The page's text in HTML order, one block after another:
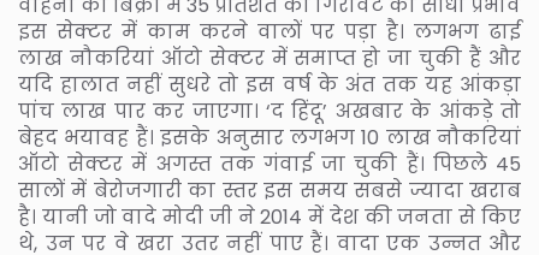
इस सेक्टर में काम करने वालों पर पड़ा है। लगभग ढाई
लाख नौकरियां ऑटो सेक्टर में समाप्त हो जा चुकी हैं और
यदि हालात नहीं सुधरे तो इस वर्ष के अंत तक यह आंकड़ा
पांच लाख पार कर जाएगा। ‘द हिंदू’ अखबार के आंकड़े तो
बेहद भयावह हैं। इसके अनुसार लगभग 10 लाख नौकरियां
ऑटो सेक्टर में अगस्त तक गंवाई जा चुकी हैं। पिछले 45
सालों में बेरोजगारी का स्तर इस समय सबसे ज्यादा खराब
है। यानी जो वादे मोदी जी ने 2014 में देश की जनता से किए
थे, उन पर वे खरा उतर नहीं पाए हैं। वादा एक उन्नत और